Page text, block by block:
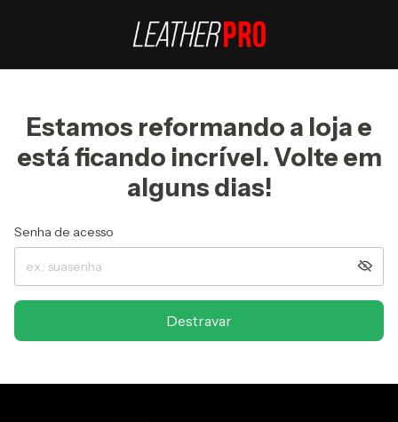
Estamos reformando a loja e
está ficando incrível. Volte em
alguns dias!
Senha de acesso
Destravar